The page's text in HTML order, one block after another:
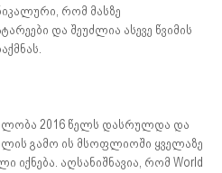
რომ მასზე
და შეუძლია ასევე წვიმის
2016 წელს დასრულდა და
გამო ის მსოფლიოში ყველაზე
აღსანიშნავია, რომ World